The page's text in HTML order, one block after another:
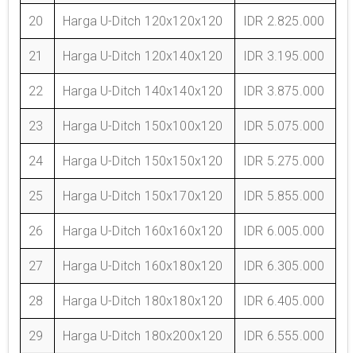
20 Harga U-Ditch 120x120x120 IDR 2.825.000
21 Harga U-Ditch 120x140x120 IDR 3.195.000
22 Harga U-Ditch 140x140x120 IDR 3.875.000
23 Harga U-Ditch 150x100x120 IDR 5.075.000
24 Harga U-Ditch 150x150x120 IDR 5.275.000
25 Harga U-Ditch 150x170x120 IDR 5.855.000
26 Harga U-Ditch 160x160x120 IDR 6.005.000
27 Harga U-Ditch 160x180x120 IDR 6.305.000
28 Harga U-Ditch 180x180x120 IDR 6.405.000
29 Harga U-Ditch 180x200x120 IDR 6.555.000